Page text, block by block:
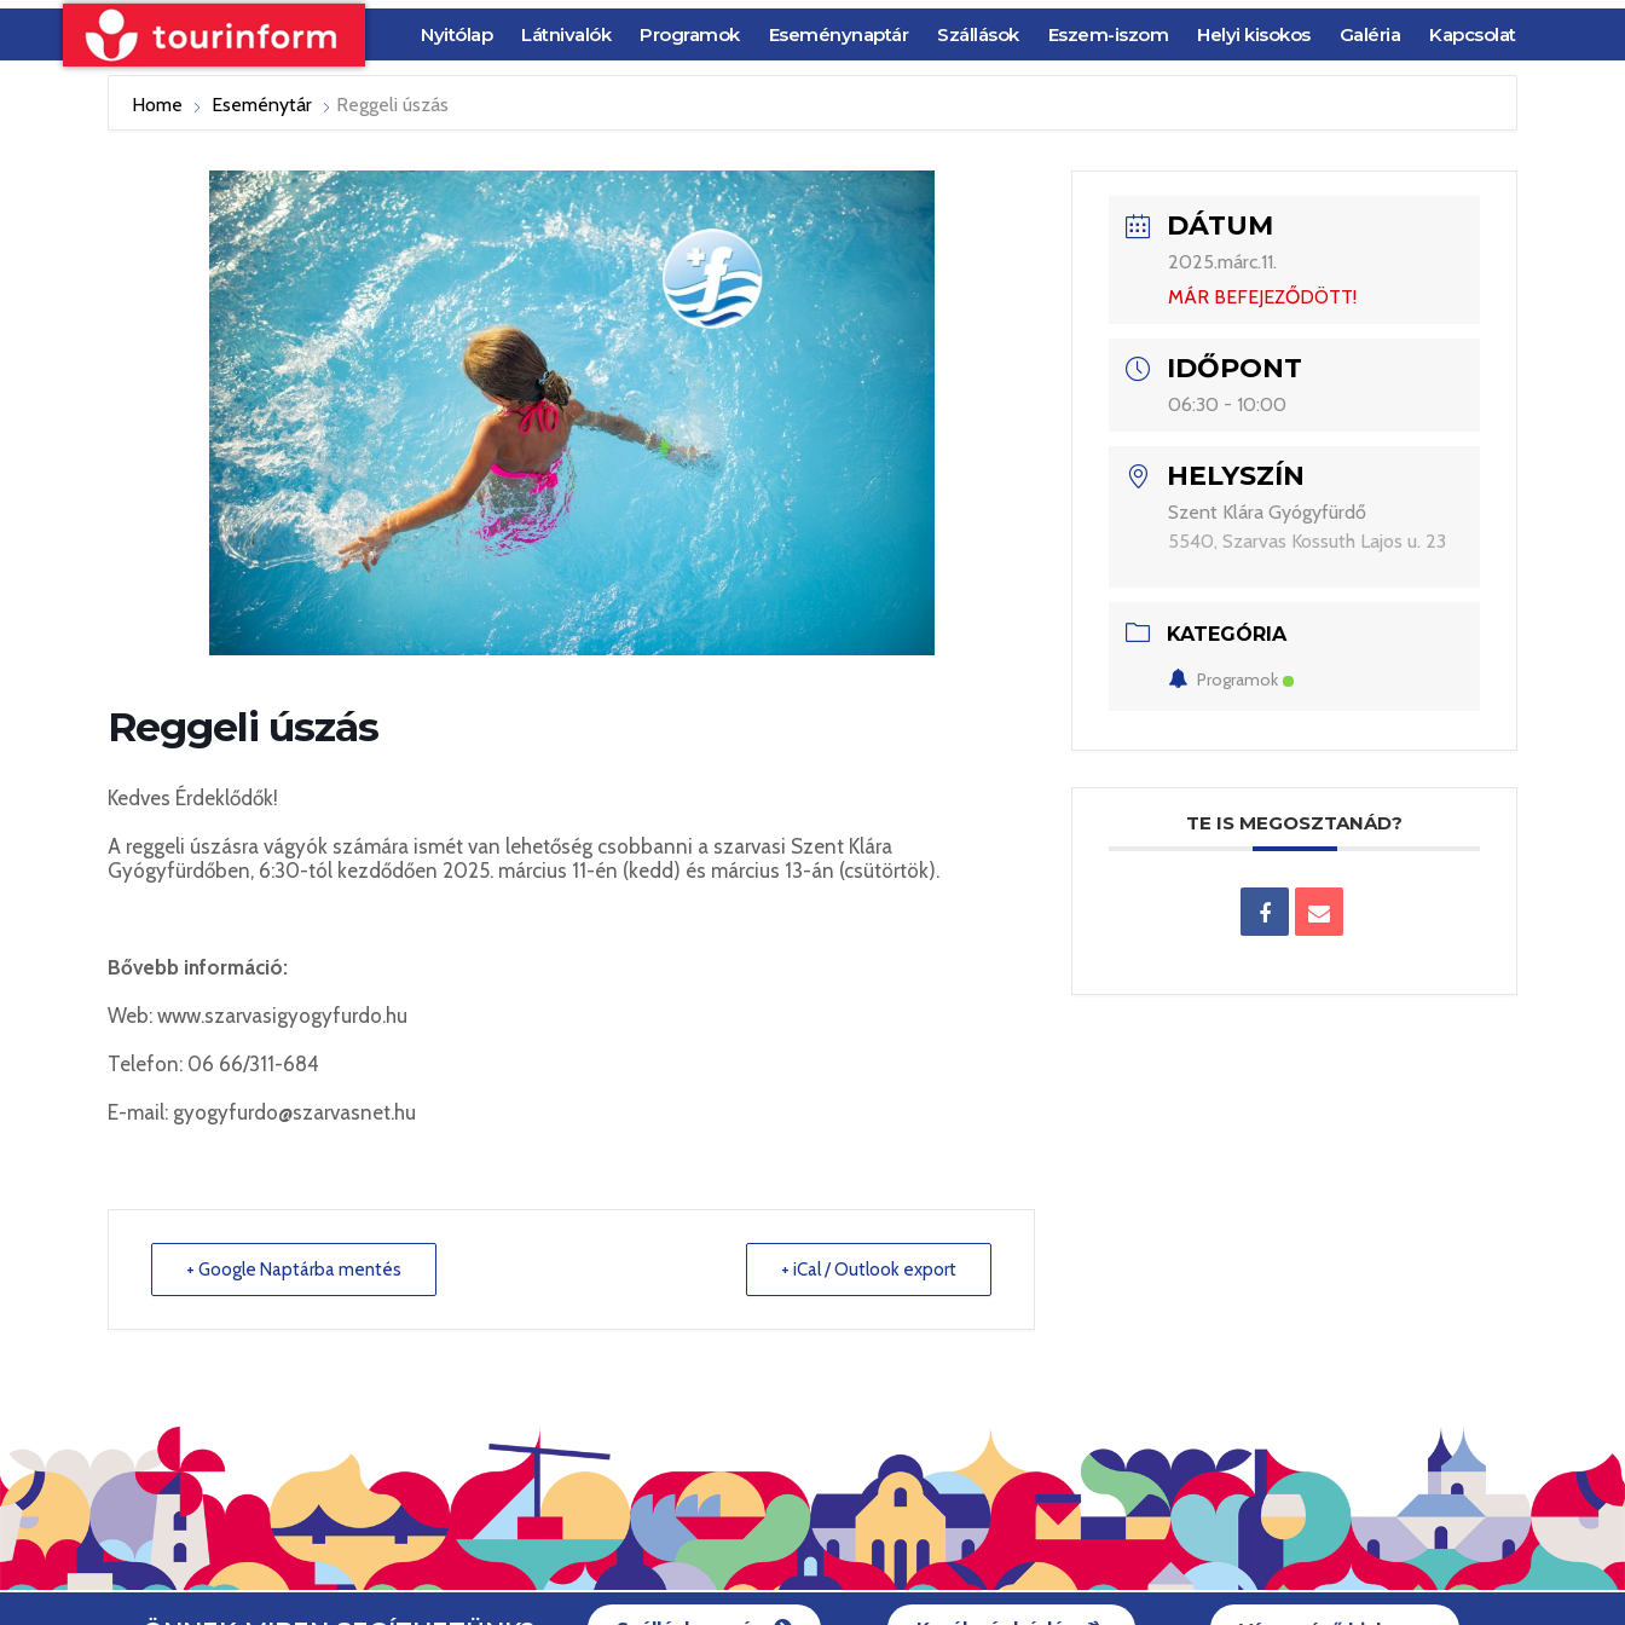
Nyitólap Látnivalók Programok Eseménynaptár Szállások Eszem-iszom Helyi kisokos Galéria Kapcsolat
Home Eseménytár Reggeli úszás
Reggeli úszás
Kedves Érdeklődők!
A reggeli úszásra vágyók számára ismét van lehetőség csobbanni a szarvasi Szent Klára
Gyógyfürdőben, 6:30-tól kezdődően 2025. március 11-én (kedd) és március 13-án (csütörtök).
Bővebb információ:
Web: www.szarvasigyogyfurdo.hu
Telefon: 06 66/311-684
E-mail: gyogyfurdo@szarvasnet.hu
+ Google Naptárba mentés + iCal / Outlook export
DÁTUM
2025.márc.11.
MÁR BEFEJEZŐDÖTT!
IDŐPONT
06:30 - 10:00
HELYSZÍN
Szent Klára Gyógyfürdő
5540, Szarvas Kossuth Lajos u. 23
KATEGÓRIA
Programok
TE IS MEGOSZTANÁD?